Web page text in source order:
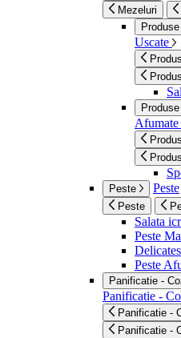
Mezeluri
Uscate
Afumate
Peste Peste
Peste
Salata
Peste
Peste
Panificatie -
Panificatie -
Panificatie -
Panificatie -